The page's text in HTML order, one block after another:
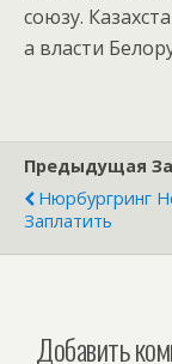
союзу.
а власти
Предыдущая
Нюрбургринг
Заплатить
Добавить